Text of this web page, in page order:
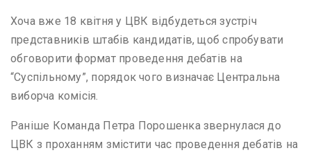
Хоча вже 18 квітня у ЦВК відбудеться зустріч
представників штабів кандидатів, щоб спробувати
обговорити формат проведення дебатів на
“Суспільному”, порядок чого визначає Центральна
виборча комісія.
Раніше Команда Петра Порошенка звернулася до
ЦВК з проханням змістити час проведення дебатів на